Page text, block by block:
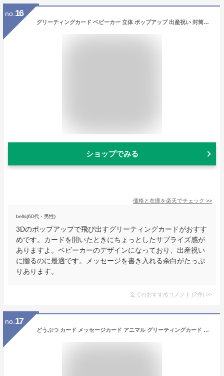
no. 16
グリーティングカード ベビーカー 立体 ポップアップ 出産祝い 封筒付き 3D 飛び出すカード メッセージカード ハンドメイド 多目的カード 乗り物 立体カード 切り絵 カッティングデザイン 贈り物 寄せ書
ショップでみる
価格と在庫を楽天でチェック >>
bells(60代・男性)
3Dのポップアップで飛び出すグリーティングカードがおすす
めです。カードを開いたときにちょっとしたサプライズ感が
ありますよ。ベビーカーのデザインになっており、出産祝い
に贈るのに最適です。メッセージを書き入れる余白がたっぷ
りあります。
全てのおすすめコメント (2件) >
no. 17
どうぶつ カード メッセージカード アニマル グリーティングカード バースデーカード 誕生日 バースデー メッセージ 誕生日カード グリーティング レターセット 結婚祝い 出産祝い 手紙セット 母の日カード 封筒付き （9種各2枚・18枚セット）